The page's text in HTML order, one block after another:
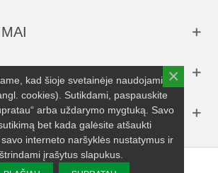
kad šioje svetainėje naudojami
cookies). Sutikdami, paspauskite
arba uždarymo mygtuką. Savo
bet kada galėsite atšaukti
interneto naršyklės nustatymus ir
įrašytus slapukus.
×